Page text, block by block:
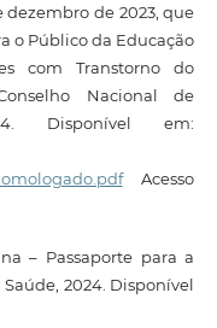
dezembro de 2023, que
o Público da Educação
com Transtorno do
Nacional de
Disponível em:
Acesso
– Passaporte para a
2024. Disponível